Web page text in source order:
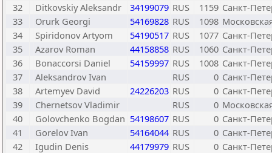
32
Ditkovskiy Aleksandr 34199079 RUS 1159 Санкт-
33
Orurk Georgi 54169828 RUS 1098
34
Spiridonov Artyom 54190517 RUS 1077 Санкт-
35
Azarov Roman 44158858 RUS 1060 Санкт-
36
Bonaccorsi Daniel 54159997 RUS 1008 Санкт-
37
Aleksandrov Ivan RUS 0 Санкт-
38
Artemyev David 24226203 RUS 0 Санкт-
39
Chernetsov Vladimir RUS 0
40
Golovchenko Bogdan 54198607 RUS 0 Санкт-
41
Gorelov Ivan 54164044 RUS 0 Санкт-
42
Igudin Denis 44179979 RUS 0 Санкт-